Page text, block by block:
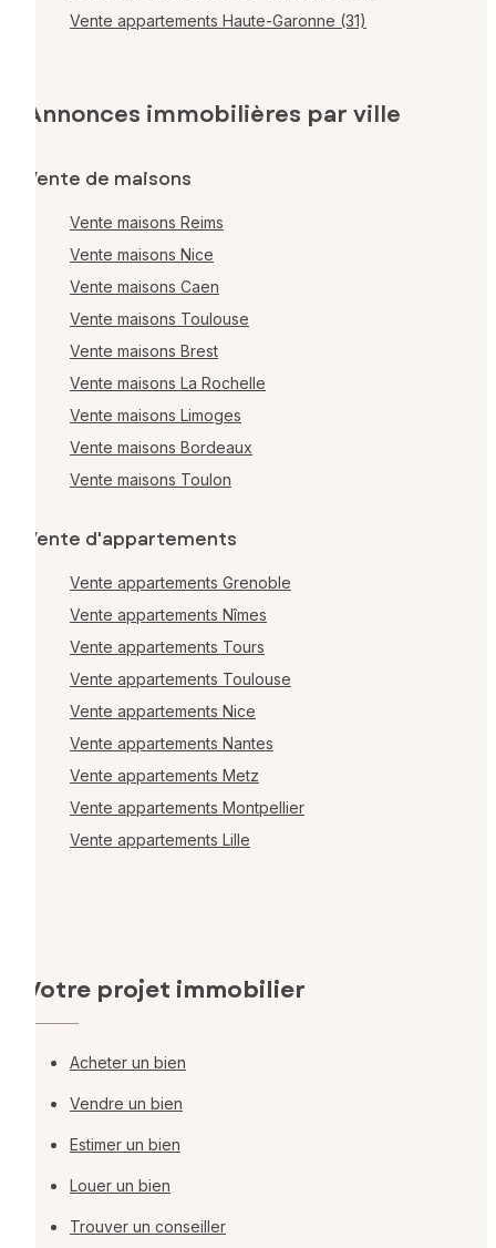
Vente appartements Haute-Garonne (31)
Annonces immobilières par ville
Vente de maisons
Vente maisons Reims
Vente maisons Nice
Vente maisons Caen
Vente maisons Toulouse
Vente maisons Brest
Vente maisons La Rochelle
Vente maisons Limoges
Vente maisons Bordeaux
Vente maisons Toulon
Vente d'appartements
Vente appartements Grenoble
Vente appartements Nîmes
Vente appartements Tours
Vente appartements Toulouse
Vente appartements Nice
Vente appartements Nantes
Vente appartements Metz
Vente appartements Montpellier
Vente appartements Lille
Votre projet immobilier
Acheter un bien
Vendre un bien
Estimer un bien
Louer un bien
Trouver un conseiller